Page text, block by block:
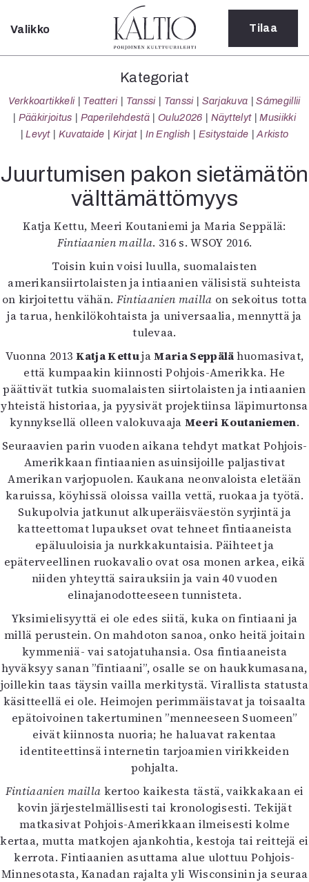
Sulje
Kategoriat
Verkkoartikkeli
Teatteri
Tanssi
Sarjakuva
Sámegillii
Pääkirjoitus
Oulu2026
Näyttelyt
Musiikki
Levyt
Kuvataide
Kirjat
In English
Esitystaide
Arkisto
Lehdet
4/2026
2–3/2026
1/2026
6/2025
5/2025 saame
5/2025
Lehtiarkisto
Info
Tilaus ja irtonumerot
Yhteistyössä
Toimitus
Mediatiedot
Kaltio ry
Valikko Tilaa
Kategoriat
Verkkoartikkeli Teatteri Tanssi Tanssi Sarjakuva
Sámegillii
Pääkirjoitus
Paperilehdestä Oulu2026 Näyttelyt
Musiikki
Levyt
Kuvataide Kirjat In English Esitystaide Arkisto
Juurtumisen pakon sietämätön
välttämättömyys
Katja Kettu, Meeri Koutaniemi ja Maria Seppälä:
Fintiaanien mailla. 316 s. WSOY 2016.
Toisin kuin voisi luulla, suomalaisten
amerikansiirtolaisten ja intiaanien välisistä suhteista
on kirjoitettu vähän. Fintiaanien mailla on sekoitus totta
ja tarua, henkilökohtaista ja universaalia, mennyttä ja
tulevaa.
Vuonna 2013 Katja KettujaMaria Seppälähuomasivat,
että kumpaakin kiinnosti Pohjois-Amerikka. He
päättivät tutkia suomalaisten siirtolaisten ja intiaanien
yhteistä historiaa, ja pyysivät projektiinsa läpimurtonsa
kynnyksellä olleen valokuvaajaMeeri Koutaniemen.
Seuraavien parin vuoden aikana tehdyt matkat Pohjois-
Amerikkaan fintiaanien asuinsijoille paljastivat
Amerikan varjopuolen. Kaukana neonvaloista eletään
karuissa, köyhissä oloissa vailla vettä, ruokaa ja työtä.
Sukupolvia jatkunut alkuperäisväestön syrjintä ja
katteettomat lupaukset ovat tehneet fintiaaneista
epäluuloisia ja nurkkakuntaisia. Päihteet ja
epäterveellinen ruokavalio ovat osa monen arkea, eikä
niiden yhteyttä sairauksiin ja vain 40 vuoden
elinajanodotteeseen tunnisteta.
Yksimielisyyttä ei ole edes siitä, kuka on fintiaani ja
millä perustein. On mahdoton sanoa, onko heitä joitain
kymmeniä- vai satojatuhansia. Osa fintiaaneista
hyväksyy sanan ”fintiaani”, osalle se on haukkumasana,
joillekin taas täysin vailla merkitystä. Virallista statusta
käsitteellä ei ole. Heimojen perimmäistavat ja toisaalta
epätoivoinen takertuminen ”menneeseen Suomeen”
eivät kiinnosta nuoria; he haluavat rakentaa
identiteettinsä internetin tarjoamien virikkeiden
pohjalta.
Fintiaanien mailla kertoo kaikesta tästä, vaikkakaan ei
kovin järjestelmällisesti tai kronologisesti. Tekijät
matkasivat Pohjois-Amerikkaan ilmeisesti kolme
kertaa, mutta matkojen ajankohtia, kestoja tai reittejä ei
kerrota. Fintiaanien asuttama alue ulottuu Pohjois-
Minnesotasta, Kanadan rajalta yli Wisconsinin ja seuraa